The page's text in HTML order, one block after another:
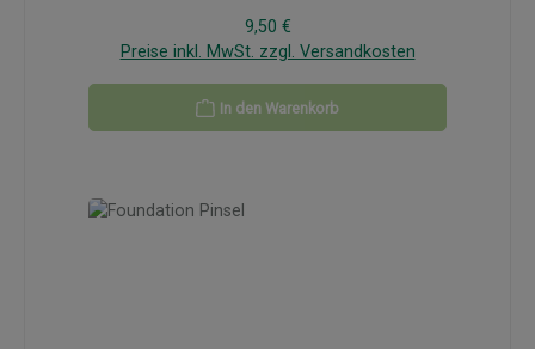
Regulärer Preis:
9,50 €
Preise inkl. MwSt. zzgl. Versandkosten
In den Warenkorb